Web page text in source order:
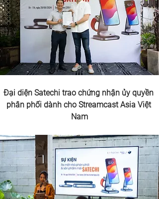
Đại diện Satechi trao chứng nhận ủy quyền
phân phối dành cho Streamcast Asia Việt
Nam